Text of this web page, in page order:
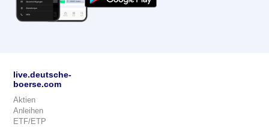
live.deutsche-
boerse.com
Aktien
Anleihen
ETF/ETP